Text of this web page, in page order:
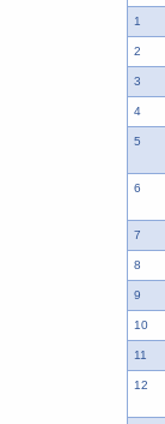
1
2
3
4
5
6
7
8
9
10
11
12